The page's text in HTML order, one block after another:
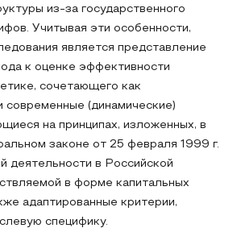
из-за государственного
Учитывая эти особенности,
является представление
к оценке эффективности
сочетающего как
современные (динамические)
на принципах, изложенных, в
законе от 25 февраля 1999 г.
деятельности в Российской
в форме капитальных
адаптированные критерии,
специфику.